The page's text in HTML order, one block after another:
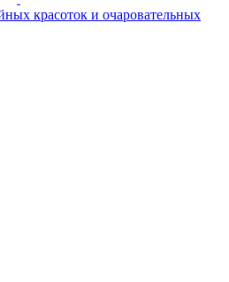
красоток и очаровательных